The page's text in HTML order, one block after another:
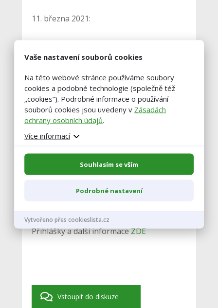
11. března 2021:
Sayko, Kamila Šestáková
18. března 2021:
hosté – Jan Hulsen, Guus Lansink, Zdeněk
Weber, Adam Korzinski
Na závěr obou dní proběhne společná
panelová diskuze, kde se zúčastní majitelé
Přihlášky a další informaceZDE
Vstoupit do diskuze
Vaše nastavení souborů cookies
Na této webové stránce používáme soubory
cookies a podobné technologie (společně též
„cookies“). Podrobné informace o používání
souborů cookies jsou uvedeny v Zásadách
ochrany osobních údajů.
Více informací
Souhlasím se vším
Podrobné nastavení
Vytvořeno přes cookieslista.cz